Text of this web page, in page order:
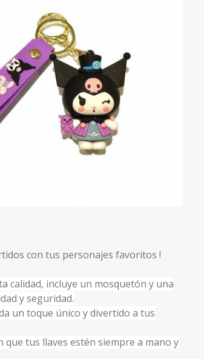
con tus personajes favoritos !
calidad, incluye un mosquetón y una
y seguridad.
un toque único y divertido a tus
que tus llaves estén siempre a mano y